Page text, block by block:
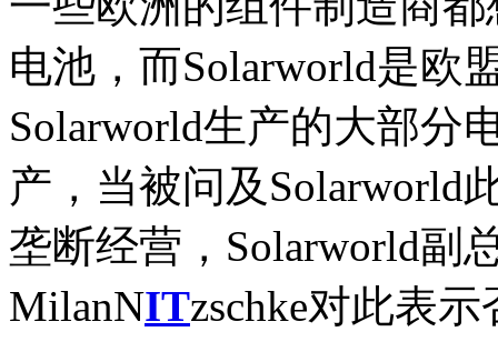
电池，而Solarworld是欧
Solarworld生产的大部分
产，当被问及Solarworld
垄断经营，Solarworld副
MilanNITzschke对此表